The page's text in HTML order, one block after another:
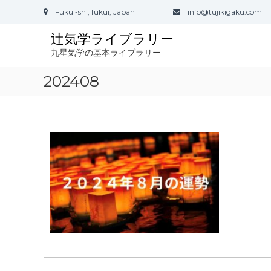
Fukui-shi, fukui, Japan info@tujikigaku.com
辻気学ライブラリー
九星気学の基本ライブラリー
202408